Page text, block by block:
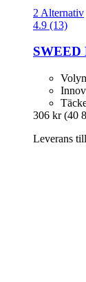
2 Alternativ
4.9 (13)
SWEED
306 kr (40
Leverans